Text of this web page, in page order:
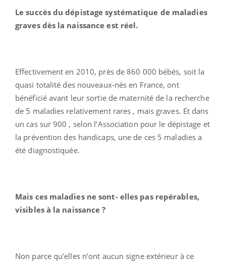
Le succès du dépistage systématique de maladies
graves dès la naissance est réel.
Effectivement en 2010, près de 860 000 bébés, soit la
quasi totalité des nouveaux-nés en France, ont
bénéficié avant leur sortie de maternité de la recherche
de 5 maladies relativement rares , mais graves. Et dans
un cas sur 900 , selon l’Association pour le dépistage et
la prévention des handicaps, une de ces 5 maladies a
été diagnostiquée.
Mais ces maladies ne sont- elles pas repérables,
visibles à la naissance ?
Non parce qu’elles n’ont aucun signe extérieur à ce